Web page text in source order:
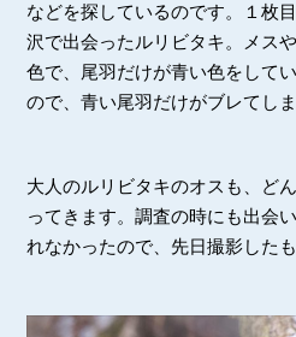
などを探しているのです。１枚
沢で出会ったルリビタキ。メス
色で、尾羽だけが青い色をして
ので、青い尾羽だけがブレてしま
大人のルリビタキのオスも、ど
ってきます。調査の時にも出会
れなかったので、先日撮影したも